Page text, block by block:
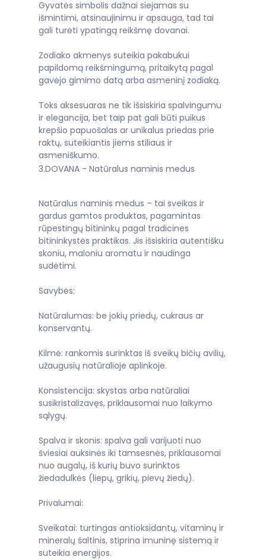
Gyvatės simbolis dažnai siejamas su
išmintimi, atsinaujinimu ir apsauga, tad tai
gali turėti ypatingą reikšmę dovanai.
Zodiako akmenys suteikia pakabukui
papildomą reikšmingumą, pritaikytą pagal
gavėjo gimimo datą arba asmeninį zodiaką.
Toks aksesuaras ne tik išsiskiria spalvingumu
ir elegancija, bet taip pat gali būti puikus
krepšio papuošalas ar unikalus priedas prie
raktų, suteikiantis jiems stiliaus ir
asmeniškumo.
3.DOVANA - Natūralus naminis medus
Natūralus naminis medus – tai sveikas ir
gardus gamtos produktas, pagamintas
rūpestingų bitininkų pagal tradicines
bitininkystės praktikas. Jis išsiskiria autentišku
skoniu, maloniu aromatu ir naudinga
sudėtimi.
Savybės:
Natūralumas: be jokių priedų, cukraus ar
konservantų.
Kilmė: rankomis surinktas iš sveikų bičių avilių,
užaugusių natūralioje aplinkoje.
Konsistencija: skystas arba natūraliai
susikristalizavęs, priklausomai nuo laikymo
sąlygų.
Spalva ir skonis: spalva gali varijuoti nuo
šviesiai auksinės iki tamsesnės, priklausomai
nuo augalų, iš kurių buvo surinktos
žiedadulkės (liepų, grikių, pievų žiedų).
Privalumai:
Sveikatai: turtingas antioksidantų, vitaminų ir
mineralų šaltinis, stiprina imuninę sistemą ir
suteikia energijos.